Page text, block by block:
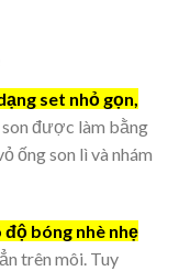
set nhỏ gọn,
son được làm bằng
ống son lì và nhám
độ bóng nhè nhẹ
trên môi. Tuy